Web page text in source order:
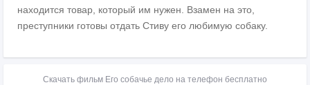
находится товар, который им нужен. Взамен на это,
преступники готовы отдать Стиву его любимую собаку.
Скачать фильм Его собачье дело на телефон бесплатно